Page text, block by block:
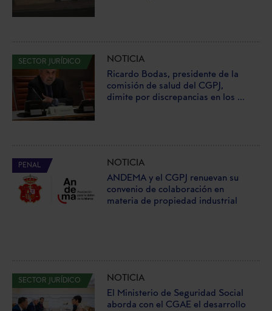
SECTOR JURÍDICO
NOTICIA
Ricardo Bodas, presidente de la
comisión de salud del CGPJ,
dimite por discrepancias en los ...
PENAL
NOTICIA
ANDEMA y el CGPJ renuevan su
convenio de colaboración en
materia de propiedad industrial
SECTOR JURÍDICO
NOTICIA
El Ministerio de Seguridad Social
aborda con el CGAE el desarrollo